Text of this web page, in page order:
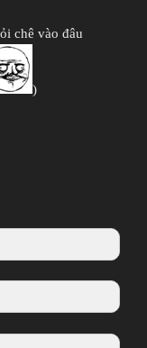
chê vào đâu
)